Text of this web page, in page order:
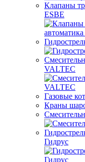
Клапаны
ESBE
VALTEC
Газовые
Краны
Гидрус